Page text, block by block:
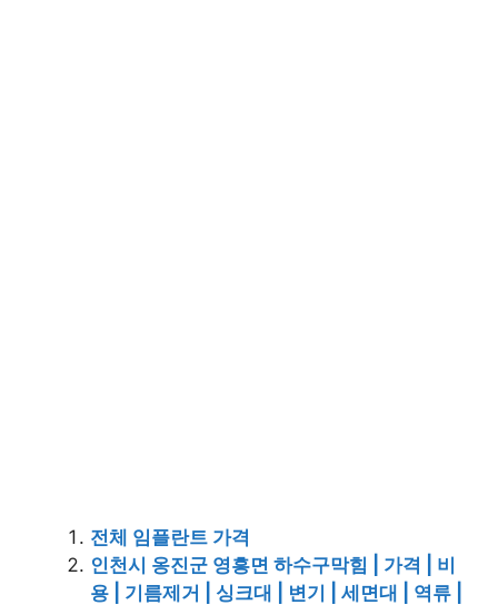
전체 임플란트 가격
인천시 옹진군 영흥면 하수구막힘 | 가격 | 비
용 | 기름제거 | 싱크대 | 변기 | 세면대 | 역류 |